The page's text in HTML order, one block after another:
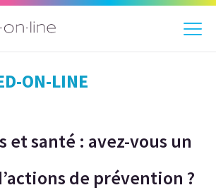
ON-LINE
et santé : avez-vous un
de prévention ?